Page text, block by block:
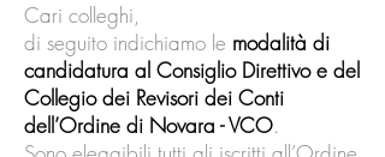
Cari colleghi,
di seguito indichiamo le modalità di
candidatura al Consiglio Direttivo e del
Collegio dei Revisori dei Conti
dell’Ordine di Novara - VCO.